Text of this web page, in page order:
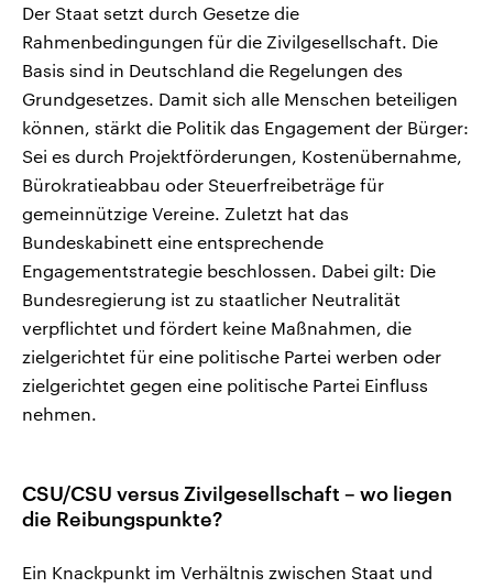
Der Staat setzt durch Gesetze die
Rahmenbedingungen für die Zivilgesellschaft. Die
Basis sind in Deutschland die Regelungen des
Grundgesetzes. Damit sich alle Menschen beteiligen
können, stärkt die Politik das Engagement der Bürger:
Sei es durch Projektförderungen, Kostenübernahme,
Bürokratieabbau oder Steuerfreibeträge für
gemeinnützige Vereine. Zuletzt hat das
Bundeskabinett eine entsprechende
Engagementstrategie beschlossen. Dabei gilt: Die
Bundesregierung ist zu staatlicher Neutralität
verpflichtet und fördert keine Maßnahmen, die
zielgerichtet für eine politische Partei werben oder
zielgerichtet gegen eine politische Partei Einfluss
nehmen.
CSU/CSU versus Zivilgesellschaft – wo liegen
die Reibungspunkte?
Ein Knackpunkt im Verhältnis zwischen Staat und